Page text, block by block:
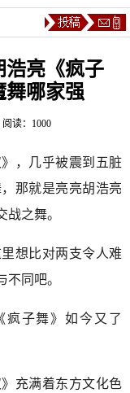
浩亮《疯子
舞哪家强
阅读：1000
，几乎被震到五脏
那就是亮亮胡浩亮
之舞。
想比对两支令人难
同吧。
子舞》如今又了
充满着东方文化色